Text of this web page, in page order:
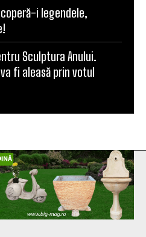
i legendele,
Sculptura Anului.
fi aleasă prin votul